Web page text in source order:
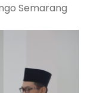
Semarang